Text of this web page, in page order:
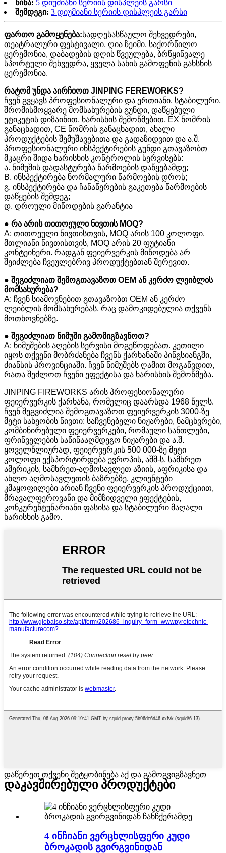
წინა: 5 დიუმიანი სერიის დისპლეის გარსი
შემდეგი: 3 დიუმიანი სერიის დისპლეის გარსი
ფართო გამოყენება:სადღესასწაულო შეხვედრები,
თეატრალური ფესტივალი, ღია ზეიმი, საქორწილო
ცერემონია, დაბადების დღის წვეულება, ბრწყინვალე
სპორტული შეხვედრა, ყველა სახის გამოფენის გახსნის
ცერემონია.
რატომ უნდა აირჩიოთ JINPING FEREWORKS?
ჩვენ გვყავს პროფესიონალური და ერთიანი, სტაბილური,
შრომისმოყვარე მომსახურების გუნდი, დაწყებული
ეტიკეტის დიზაინით, ხარისხის შემოწმებით, EX ნომრის
განაცხადით, CE ნომრის განაცხადით, ახალი
პროდუქტების შემუშავებითა და გადაზიდვით და ა.შ.
პროფესიონალური ინსპექტირების გუნდი გთავაზობთ
მკაცრი შიდა ხარისხის კონტროლის სერვისებს:
ა. ნიმუშის დადასტურება წარმოების დაწყებამდე;
B. ინსპექტირება ნორმალური წარმოების დროს;
გ. ინსპექტირება და ჩანაწერების გაკეთება წარმოების
დაწყების შემდეგ;
დ. დროული მიწოდების გარანტია
● რა არის თითოეული ნივთის MOQ?
A: თითოეული ნივთისთვის, MOQ არის 100 კოლოფი.
მთლიანი ნივთისთვის, MOQ არის 20 ფუტიანი
კონტეინერი. რადგან ფეიერვერკის მიწოდება არ
შეიძლება ჩვეულებრივ პროდუქტებთან შერევით.
● შეგიძლიათ შემოგთავაზოთ OEM ან კერძო ლეიბლის
მომსახურება?
A: ჩვენ სიამოვნებით გთავაზობთ OEM ან კერძო
ლეიბლის მომსახურებას, რაც დამოკიდებულია თქვენს
მოთხოვნებზე.
● შეგიძლიათ ნიმუში გამომიგზავნოთ?
A: ნიმუშების აღების სერვისი მოგეწოდებათ. კეთილი
იყოს თქვენი მობრძანება ჩვენს ქარხანაში პინგსიანგში,
ძიანსის პროვინციაში. ჩვენ ნიმუშებს ღამით მოგაწვდით,
რათა შეძლოთ ჩვენი ეფექტისა და ხარისხის შემოწმება.
JINPING FIREWORKS არის პროფესიონალური
ფეიერვერკის ქარხანა, რომელიც დაარსდა 1968 წელს.
ჩვენ შეგვიძლია შემოგთავაზოთ ფეიერვერკის 3000-ზე
მეტი სახეობის ნივთი: საჩვენებელი ნიჟარები, ნამცხვრები,
კომბინირებული ფეიერვერკები, რომაული სანთლები,
ფრინველების საწინააღმდეგო ნიჟარები და ა.შ.
ყოველწლიურად, ფეიერვერკის 500 000-ზე მეტი
კოლოფი ექსპორტირდება ევროპის, აშშ-ს, სამხრეთ
ამერიკის, სამხრეთ-აღმოსავლეთ აზიის, აფრიკისა და
ახლო აღმოსავლეთის ბაზრებზე. კლიენტები
კმაყოფილები არიან ჩვენი ფეიერვერკის პროდუქციით,
მრავალფეროვანი და მიმზიდველი ეფექტების,
კონკურენტუნარიანი ფასისა და სტაბილური მაღალი
ხარისხის გამო.
დაწერეთ თქვენი შეტყობინება აქ და გამოგვიგზავნეთ
დაკავშირებული პროდუქტები
4 ინჩიანი ვერცხლისფერი კუდი
ბროკადის გვირგვინიდან